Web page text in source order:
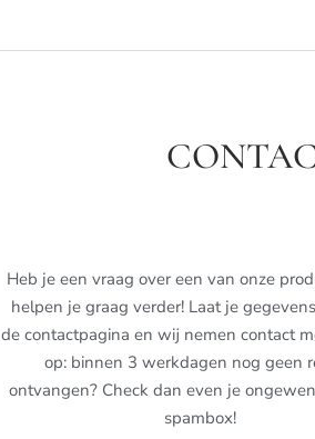
Heb je een vraag over een van onze
helpen je graag verder! Laat je
de contactpagina en wij nemen contact
op: binnen 3 werkdagen nog geen
ontvangen? Check dan even je
spambox!